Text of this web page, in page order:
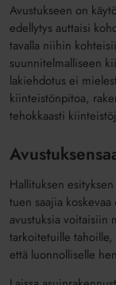
Avustukseen on
edellytys auttaisi
tavalla niihin
suunnitelmalliseen
lakiehdotus ei
kiinteistönpitoa,
tehokkaasti
Hallituksen
tuen saajia
avustuksia voitaisiin
tarkoitetuille
että luonnolliselle